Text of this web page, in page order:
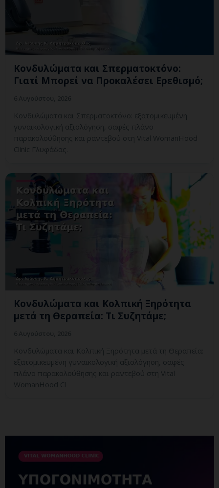
Κονδυλώματα και Σπερματοκτόνο:
Γιατί Μπορεί να Προκαλέσει Ερεθισμό;
Κονδυλώματα και Σπερματοκτόνο: εξατομικευμένη
γυναικολογική αξιολόγηση, σαφές πλάνο
παρακολούθησης και ραντεβού στη Vital WomanHood
Clinic Γλυφάδας.
Κονδυλώματα και Κολπική Ξηρότητα
μετά τη Θεραπεία: Τι Συζητάμε;
Κονδυλώματα και Κολπική Ξηρότητα μετά τη Θεραπεία:
εξατομικευμένη γυναικολογική αξιολόγηση, σαφές
πλάνο παρακολούθησης και ραντεβού στη Vital
WomanHood Cl